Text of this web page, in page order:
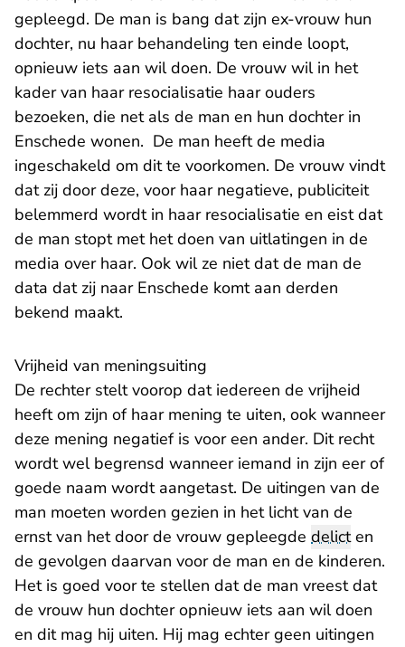
gepleegd. De man is bang dat zijn ex-vrouw hun
dochter, nu haar behandeling ten einde loopt,
opnieuw iets aan wil doen. De vrouw wil in het
kader van haar resocialisatie haar ouders
bezoeken, die net als de man en hun dochter in
Enschede wonen. De man heeft de media
ingeschakeld om dit te voorkomen. De vrouw vindt
dat zij door deze, voor haar negatieve, publiciteit
belemmerd wordt in haar resocialisatie en eist dat
de man stopt met het doen van uitlatingen in de
media over haar. Ook wil ze niet dat de man de
data dat zij naar Enschede komt aan derden
bekend maakt.
Vrijheid van meningsuiting
De rechter stelt voorop dat iedereen de vrijheid
heeft om zijn of haar mening te uiten, ook wanneer
deze mening negatief is voor een ander. Dit recht
wordt wel begrensd wanneer iemand in zijn eer of
goede naam wordt aangetast. De uitingen van de
man moeten worden gezien in het licht van de
ernst van het door de vrouw gepleegde delicten
de gevolgen daarvan voor de man en de kinderen.
Het is goed voor te stellen dat de man vreest dat
de vrouw hun dochter opnieuw iets aan wil doen
en dit mag hij uiten. Hij mag echter geen uitingen